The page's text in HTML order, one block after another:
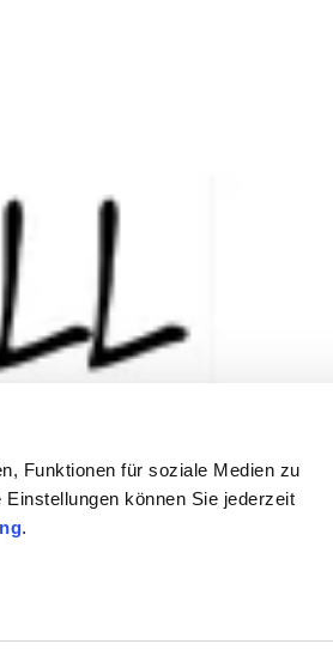
Funktionen für soziale Medien zu
können Sie jederzeit
.